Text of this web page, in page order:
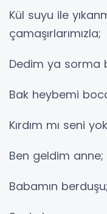
Kül suyu ile
çamaşırlarımızla;
Dedim ya sorma
Bak heybemi
Kırdım mı seni
Ben geldim anne;
Babamın berduşu;